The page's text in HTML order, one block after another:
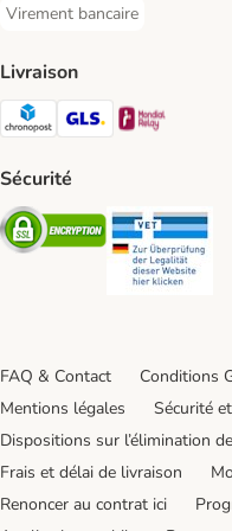
Virement bancaire
Virement bancaire Payment
Livraison
Chronopost Shipping
GLS Shipping
Sécurité
Security
FAQ & Contact
Conditions
Mentions légales
Sécurité
Dispositions sur l’élimination
Frais et délai de livraison
Renoncer au contrat ici